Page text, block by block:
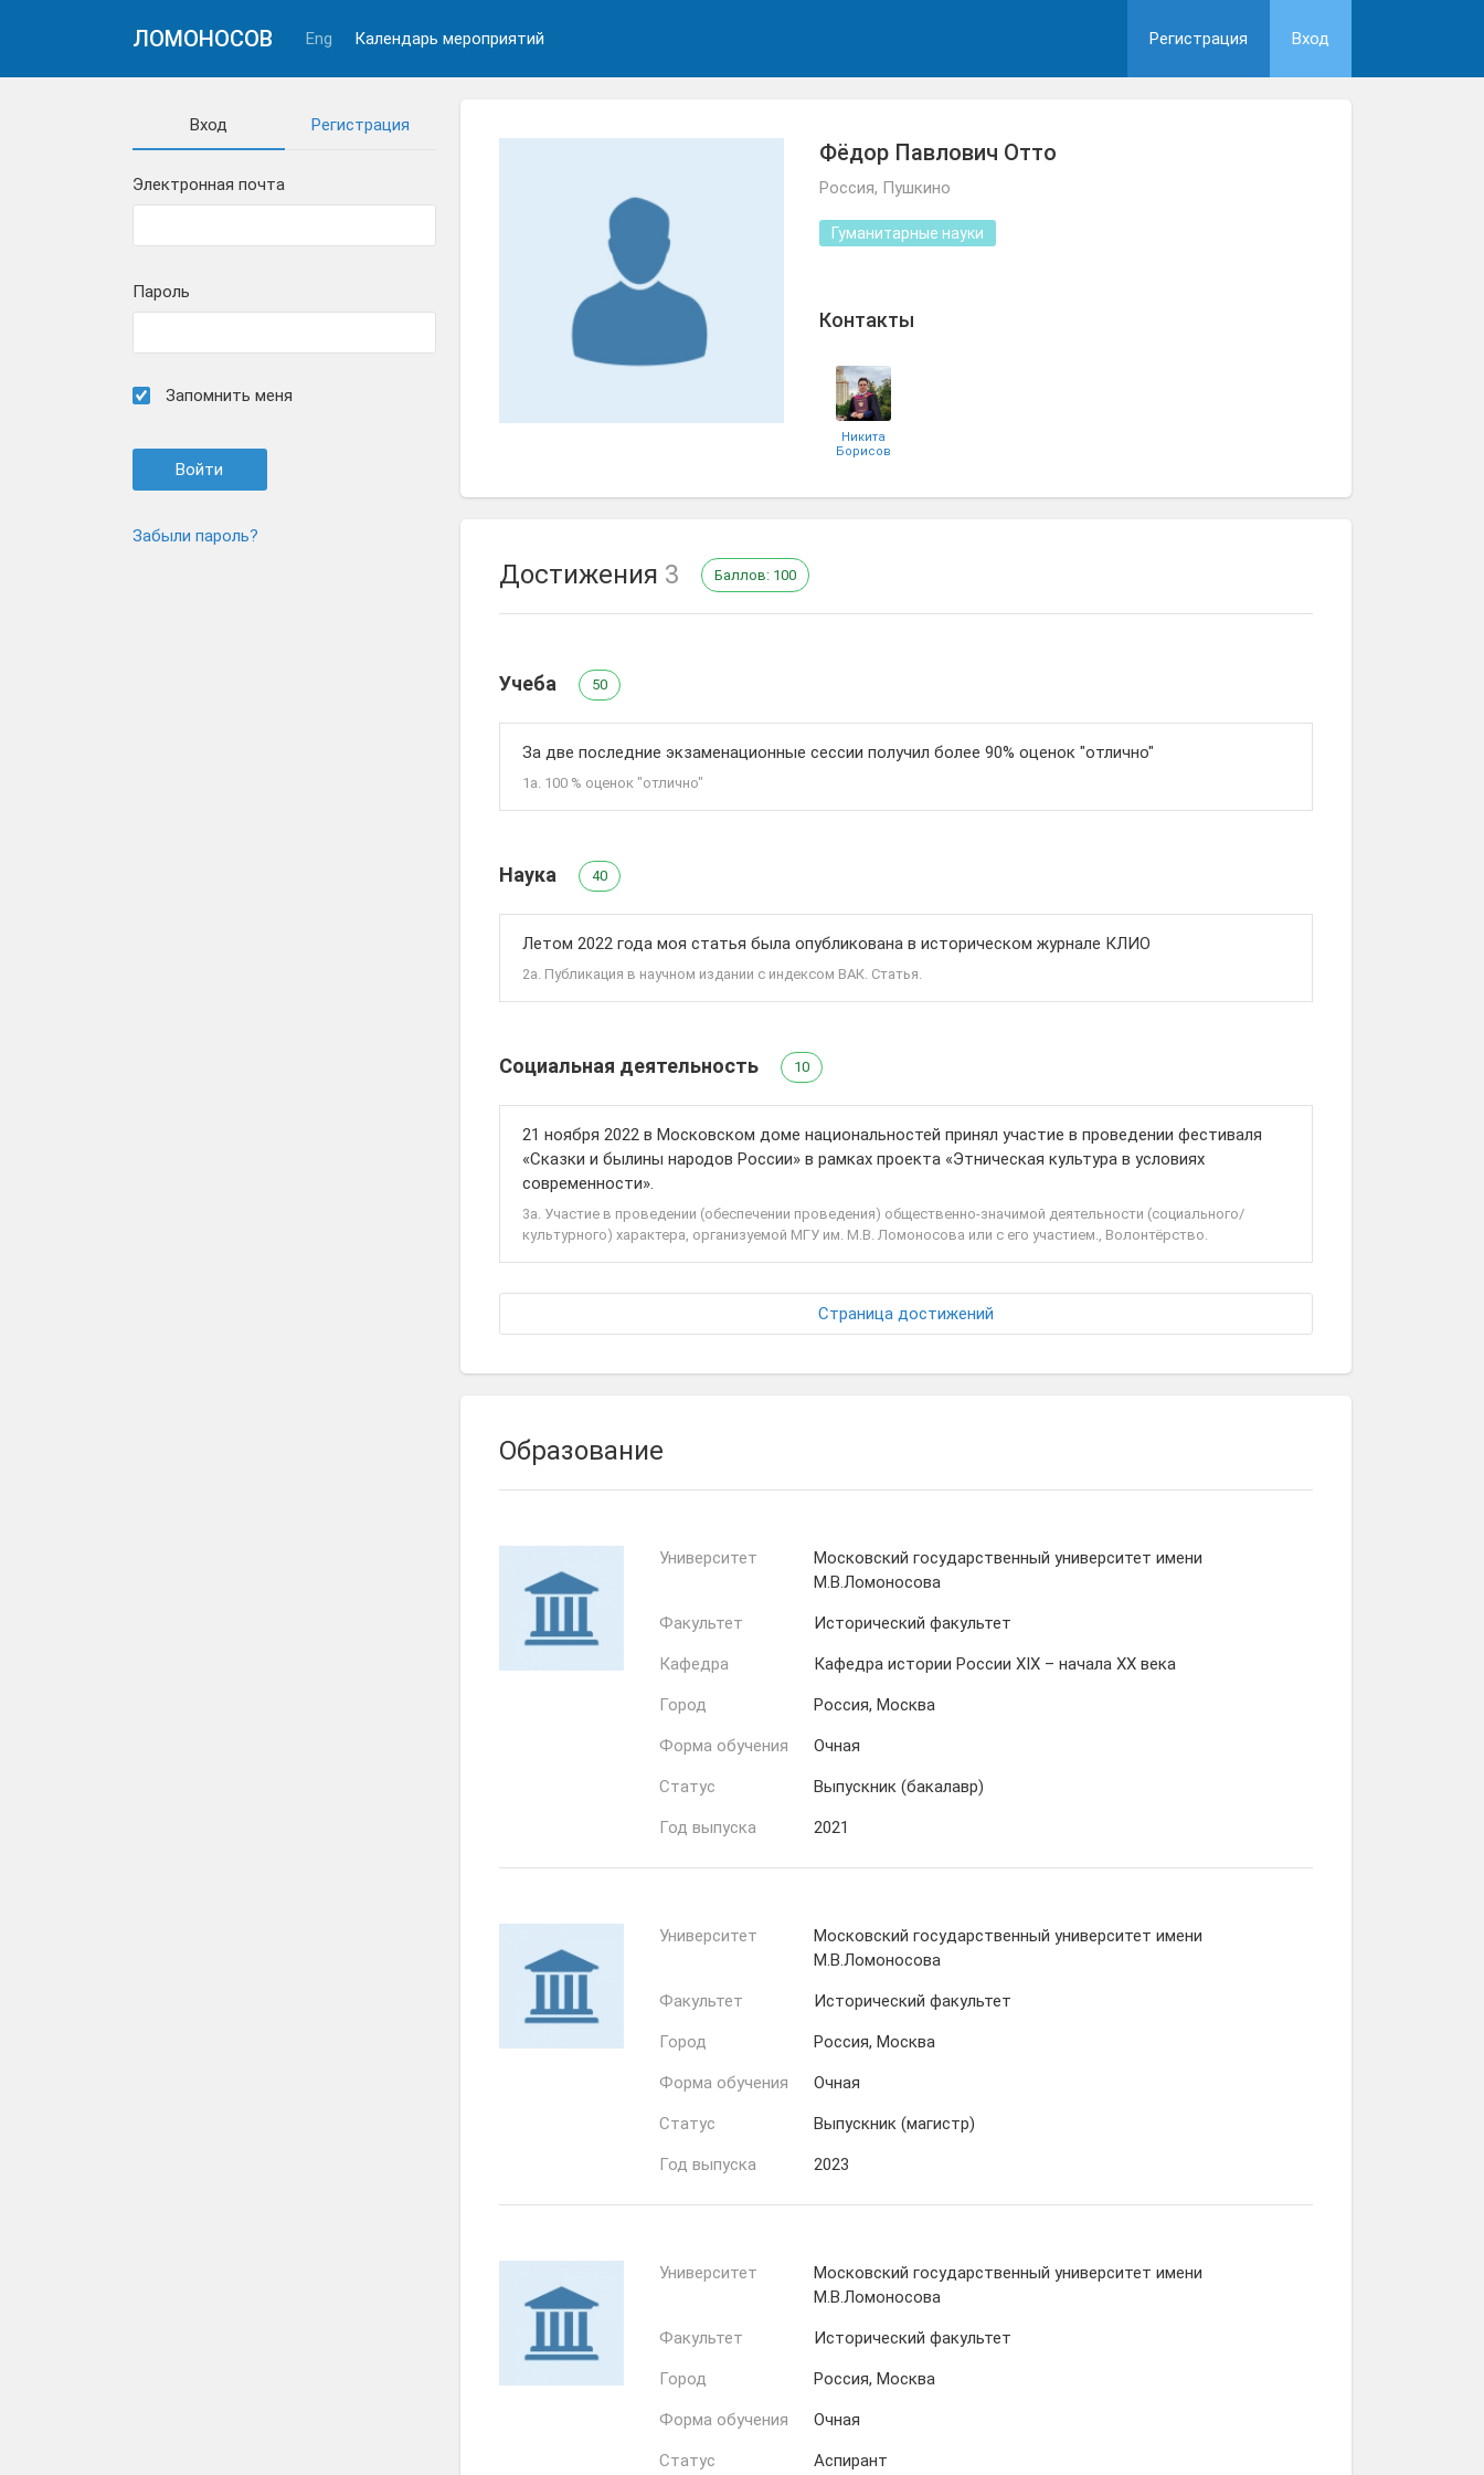
ЛОМОНОСОВ Eng Календарь мероприятий Регистрация Вход
Вход Регистрация
Электронная почта
Пароль
Запомнить меня
Забыли пароль?
Фёдор Павлович Отто
Россия, Пушкино
Гуманитарные науки
Контакты
Никита
Борисов
Достижения 3 Баллов: 100
Учеба 50
За две последние экзаменационные сессии получил более 90% оценок "отлично"
1а. 100 % оценок "отлично"
Наука 40
Летом 2022 года моя статья была опубликована в историческом журнале КЛИО
2а. Публикация в научном издании с индексом ВАК. Статья.
Социальная деятельность 10
21 ноября 2022 в Московском доме национальностей принял участие в проведении фестиваля
«Сказки и былины народов России» в рамках проекта «Этническая культура в условиях
современности».
3а. Участие в проведении (обеспечении проведения) общественно-значимой деятельности (социального/
культурного) характера, организуемой МГУ им. М.В. Ломоносова или с его участием., Волонтёрство.
Страница достижений
Образование
Университет
Московский государственный университет имени
М.В.Ломоносова
Факультет Исторический факультет
Кафедра Кафедра истории России XIX – начала XX века
Город Россия, Москва
Форма обучения Очная
Статус Выпускник (бакалавр)
Год выпуска 2021
Университет
Московский государственный университет имени
М.В.Ломоносова
Факультет Исторический факультет
Город Россия, Москва
Форма обучения Очная
Статус Выпускник (магистр)
Год выпуска 2023
Университет
Московский государственный университет имени
М.В.Ломоносова
Факультет Исторический факультет
Город Россия, Москва
Форма обучения Очная
Статус Аспирант